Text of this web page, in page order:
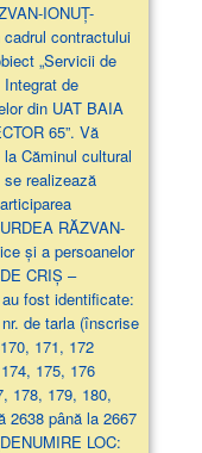
IONUȚ-
contractului
„Servicii de
de
din UAT BAIA
65”. Vă
Căminul cultural
realizează
RĂZVAN-
și a persoanelor
CRIȘ –
fost identificate:
de tarla (înscrise
171, 172
175, 176
178, 179, 180,
2638 până la 2667
LOC: